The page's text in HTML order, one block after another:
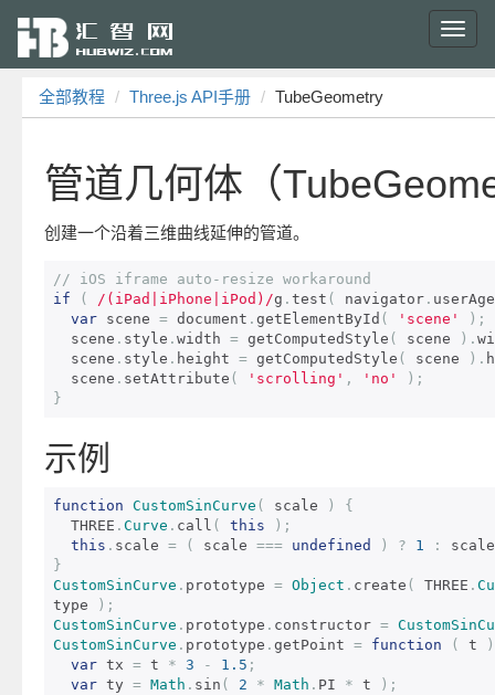
全部教程 Three.js API手册 TubeGeometry
管道几何体（
创建一个沿着三维曲线延伸的管道。
// iOS iframe auto-resize workaround
if
( /(iPad|iPhone|iPod)/g . test ( navigator .
var scene = document . getElementById ( 'scene'
);
  scene
. style . width = getComputedStyle ( scene ).
  scene
. style . height = getComputedStyle ( scene ).
  scene
. setAttribute ( 'scrolling' , 'no'
);
}
示例
function CustomSinCurve ( scale )
{
  THREE
. Curve . call ( this
);
this . scale = ( scale === undefined ) ? 1 :
scale
}
CustomSinCurve . prototype = Object . create ( THREE .
type
);
CustomSinCurve . prototype . constructor =
CustomSinCurve . prototype . getPoint = function ( t
)
var tx = t * 3 - 1.5 ;
var ty = Math . sin ( 2 * Math . PI * t
);